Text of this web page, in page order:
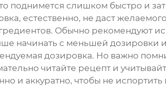
поднимется слишком быстро и
естественно, не даст
Обычно рекомендуют
начинать с меньшей
дозировка. Но важно
читайте рецепт и
и аккуратно, чтобы не испортить